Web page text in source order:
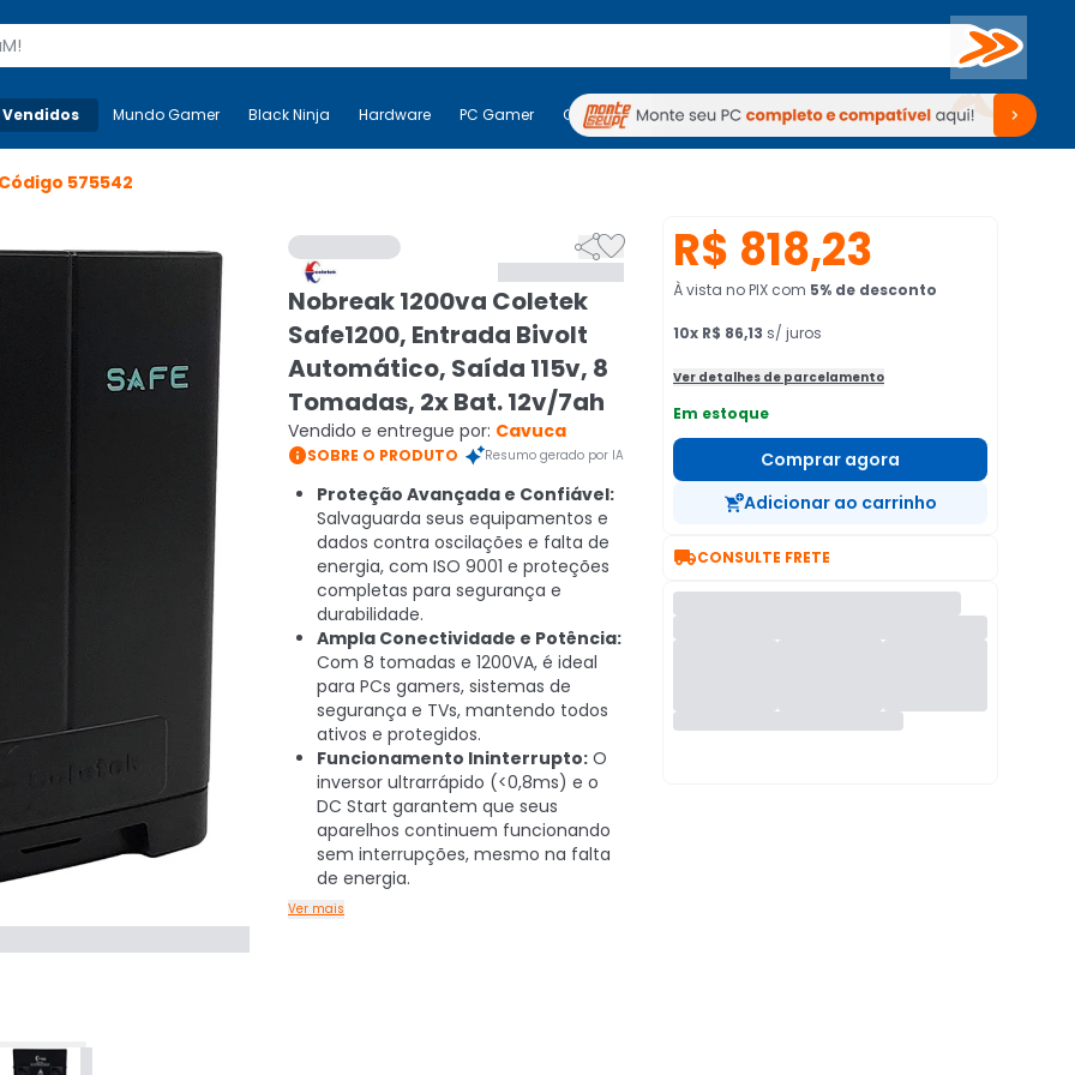
Buscar
Mais-v- Mundo Gamer Black Ninja Hardware PC Gamer Computadores Periféricos TV Venda no KaBuM!
Mundo Gamer Black Ninja Hardware PC Gamer Computadores Periféricos TV Venda no KaBuM!
575542

Nobreak 1200va Coletek
Safe1200, Entrada Bivolt
Automático, Saída 115v, 8
Tomadas, 2x Bat. 12v/7ah
Vendido e entregue por: Cavuca
SOBRE O PRODUTO Resumo gerado por IA
Proteção Avançada e Confiável:
Salvaguarda seus equipamentos e
dados contra oscilações e falta de
energia, com ISO 9001 e proteções
completas para segurança e
durabilidade.
Ampla Conectividade e Potência:
Com 8 tomadas e 1200VA, é ideal
para PCs gamers, sistemas de
segurança e TVs, mantendo todos
ativos e protegidos.
Funcionamento Ininterrupto: O
inversor ultrarrápido (<0,8ms) e o
DC Start garantem que seus
aparelhos continuem funcionando
sem interrupções, mesmo na falta
de energia.
Ver mais
R$ 818,23
À vista no PIX com 5% de desconto
10x R$ 86,13 s/ juros
Ver detalhes de parcelamento
Em estoque
Comprar agora
Adicionar ao carrinho
CONSULTE FRETE